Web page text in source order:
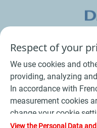
Conditions
Respect of your
We use cookies and
providing, analyzing
In accordance with
measurement cookies
change your cookie
"Manage my cookies"
View the Personal Data